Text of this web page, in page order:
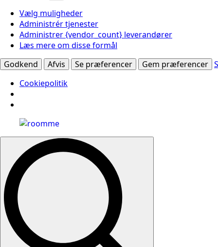
Vælg muligheder
Administrér tjenester
Administrer {vendor_count} leverandører
Læs mere om disse formål
Godkend
Afvis Se præferencer Gem præferencer
Cookiepolitik